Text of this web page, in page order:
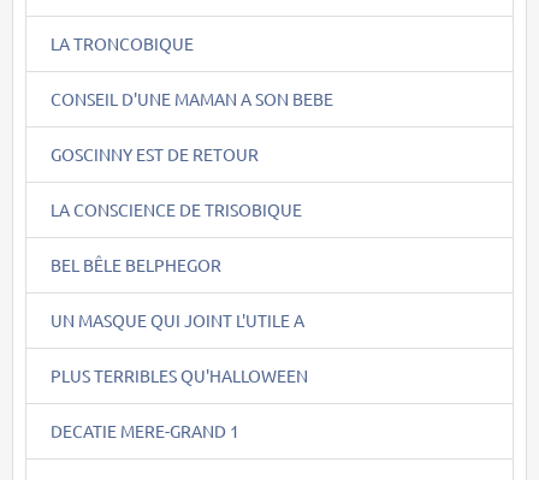
LA TRONCOBIQUE
CONSEIL D'UNE MAMAN A SON BEBE
GOSCINNY EST DE RETOUR
LA CONSCIENCE DE TRISOBIQUE
BEL BÊLE BELPHEGOR
UN MASQUE QUI JOINT L'UTILE A
PLUS TERRIBLES QU'HALLOWEEN
DECATIE MERE-GRAND 1